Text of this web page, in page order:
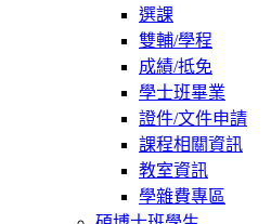
選課
雙輔/學程
成績/抵免
學士班畢業
證件/文件申請
課程相關資訊
教室資訊
學雜費專區